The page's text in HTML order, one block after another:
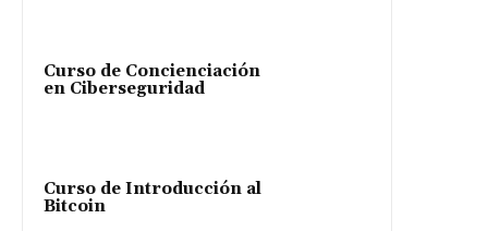
Curso de Concienciación
en Ciberseguridad
Curso de Introducción al
Bitcoin